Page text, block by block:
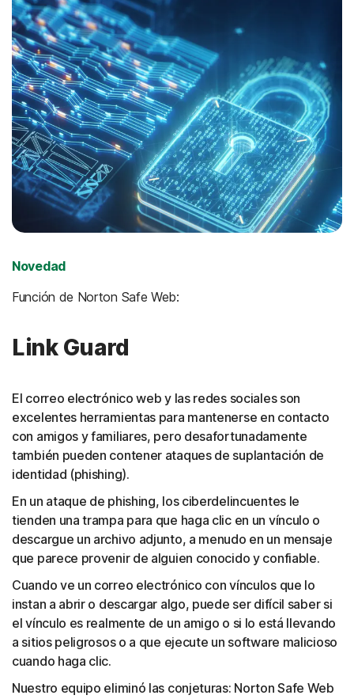
Novedad
Función de Norton Safe Web:
Link Guard
El correo electrónico web y las redes sociales son
excelentes herramientas para mantenerse en contacto
con amigos y familiares, pero desafortunadamente
también pueden contener ataques de suplantación de
identidad (phishing).
En un ataque de phishing, los ciberdelincuentes le
tienden una trampa para que haga clic en un vínculo o
descargue un archivo adjunto, a menudo en un mensaje
que parece provenir de alguien conocido y confiable.
Cuando ve un correo electrónico con vínculos que lo
instan a abrir o descargar algo, puede ser difícil saber si
el vínculo es realmente de un amigo o si lo está llevando
a sitios peligrosos o a que ejecute un software malicioso
cuando haga clic.
Nuestro equipo eliminó las conjeturas: Norton Safe Web